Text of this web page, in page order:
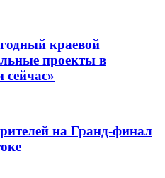
краевой
проекты в
сейчас»
на Гранд-финал